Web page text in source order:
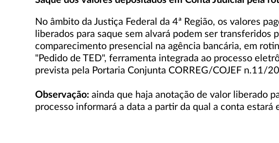
No âmbito da Justiça Federal da 4ª Região, os valores
liberados para saque sem alvará podem ser
comparecimento presencial na agência bancária, em
"Pedido de TED", ferramenta integrada ao processo
prevista pela Portaria Conjunta CORREG/COJEF n.11/
Observação: ainda que haja anotação de valor liberado
processo informará a data a partir da qual a conta